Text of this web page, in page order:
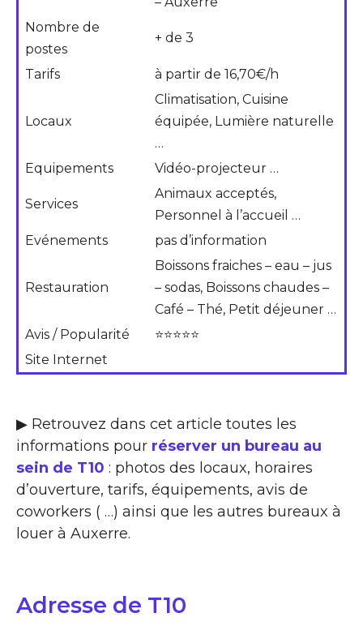
Nombre de
postes
+ de 3
Tarifs à partir de 16,70€/h
Locaux
Climatisation, Cuisine
équipée, Lumière naturelle
…
Equipements
Vidéo-projecteur …
Services
Animaux acceptés,
Personnel à l’accueil …
Evénements
pas d’information
Restauration
Boissons fraiches – eau – jus
– sodas, Boissons chaudes –
Café – Thé, Petit déjeuner …
Avis / Popularité
⭐⭐⭐⭐⭐
Site Internet
▶ Retrouvez dans cet article toutes les
informations pour réserver un bureau au
sein de T10 : photos des locaux, horaires
d’ouverture, tarifs, équipements, avis de
coworkers ( …) ainsi que les autres bureaux à
louer à Auxerre.
Adresse de T10